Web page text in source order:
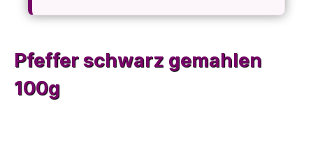
Pfeffer schwarz gemahlen
100g